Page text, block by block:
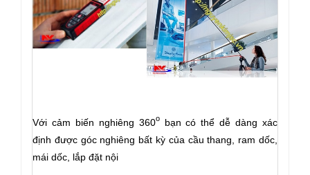
Với cảm biến nghiêng 360obạn có thể dễ dàng xác
định được góc nghiêng bất kỳ của cầu thang, ram dốc,
mái dốc, lắp đặt nội